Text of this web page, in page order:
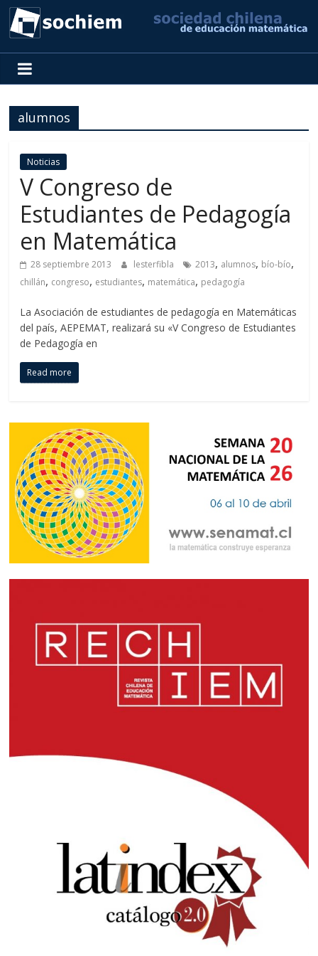
SOCHIEM
Sociedad
Chilena
de
Matemática
alumnos
Noticias
V Congreso de
Estudiantes de Pedagogía
en Matemática
28 septiembre 2013 lesterfibla 2013, alumnos, bío-bío,
chillán, congreso, estudiantes, matemática, pedagogía
La Asociación de estudiantes de pedagogía en Matemáticas
del país, AEPEMAT, realizará su «V Congreso de Estudiantes
de Pedagogía en
Read more